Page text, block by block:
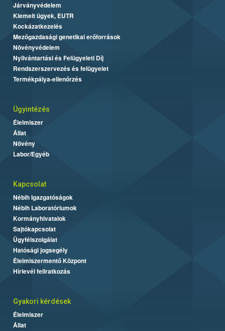
Járványvédelem
Kiemelt ügyek, EUTR
Kockázatkezelés
Mezőgazdasági genetikai erőforrások
Növényvédelem
Nyilvántartási és Felügyeleti Díj
Rendszerszervezés és felügyelet
Termékpálya-ellenőrzés
Ügyintézés
Élelmiszer
Állat
Növény
Labor/Egyéb
Kapcsolat
Nébih Igazgatóságok
Nébih Laboratóriumok
Kormányhivatalok
Sajtókapcsolat
Ügyfélszolgálat
Hatósági jogsegély
Élelmiszermentő Központ
Hírlevél feliratkozás
Gyakori kérdések
Élelmiszer
Állat